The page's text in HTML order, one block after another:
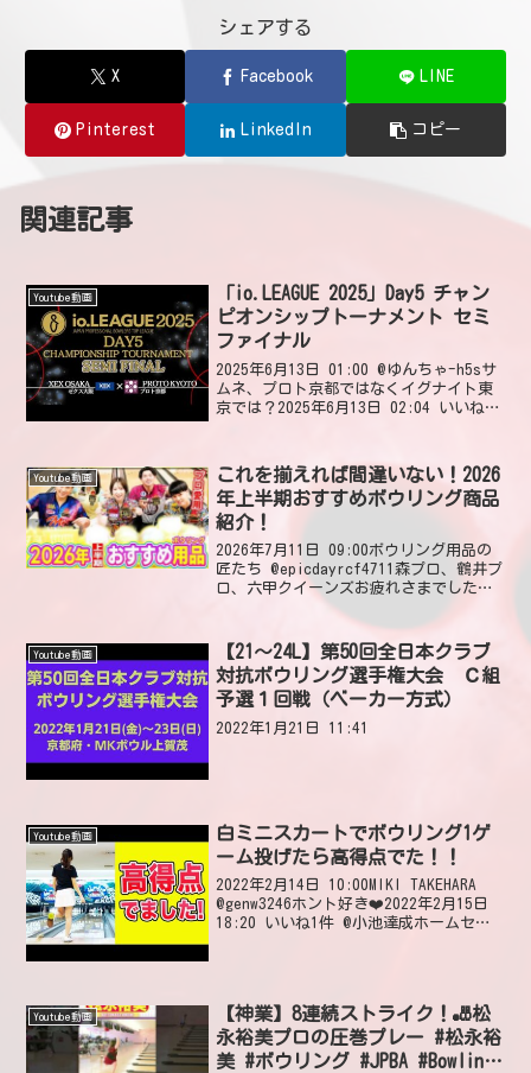
シェアする
X Facebook LINE
Pinterest LinkedIn コピー
関連記事
Youtube動画
「io.LEAGUE 2025」Day5 チャン
ピオンシップトーナメント セミ
ファイナル
2025年6月13日 01:00 @ゆんちゃ-h5sサ
ムネ、プロト京都ではなくイグナイト東
京では？2025年6月13日 02:04 いいね7
Youtube動画
これを揃えれば間違いない！2026
年上半期おすすめボウリング商品
紹介！
2026年7月11日 09:00ボウリング用品の
匠たち @epicdayrcf4711森プロ、鶴井プ
ロ、六甲クイーンズお疲れさまでした🎳
また、僕は現在メズマライズを5球所有し
ていて、レイアウトと表面をバラバラに
分けて色々試してみます🎳202...
Youtube動画
【21～24L】第50回全日本クラブ
対抗ボウリング選手権大会 Ｃ組
予選１回戦（ベーカー方式）
2022年1月21日 11:41
Youtube動画
白ミニスカートでボウリング1ゲ
ーム投げたら高得点でた！！
2022年2月14日 10:00MIKI TAKEHARA
@genw3246ホント好き❤️2022年2月15日
18:20 いいね1件 @小池達成ホームセン
Youtube動画
【神業】8連続ストライク！🎳松
永裕美プロの圧巻プレー #松永裕
美 #ボウリング #JPBA #Bowling